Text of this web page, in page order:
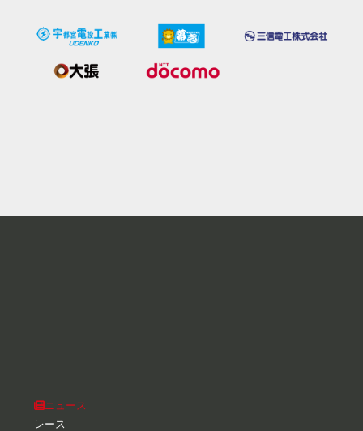
ニュース
レース